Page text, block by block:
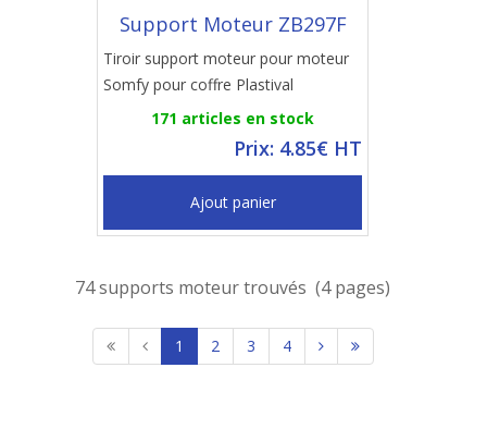
Support Moteur ZB297F
Tiroir support moteur pour moteur
Somfy pour coffre Plastival
171 articles en stock
Prix: 4.85€ HT
Ajout panier
74 supports moteur trouvés (4 pages)
1 2 3 4